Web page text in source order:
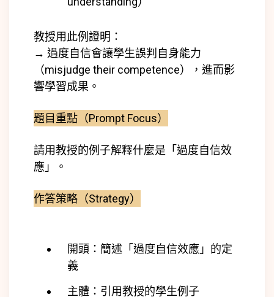
教授用此例證明：
→ 過度自信會讓學生誤判自身能力
（misjudge their competence），進而影
響學習成果。
題目重點（Prompt Focus）
請用教授的例子解釋什麼是「過度自信效
應」。
作答策略（Strategy）
開頭：簡述「過度自信效應」的定
義
主體：引用教授的學生例子